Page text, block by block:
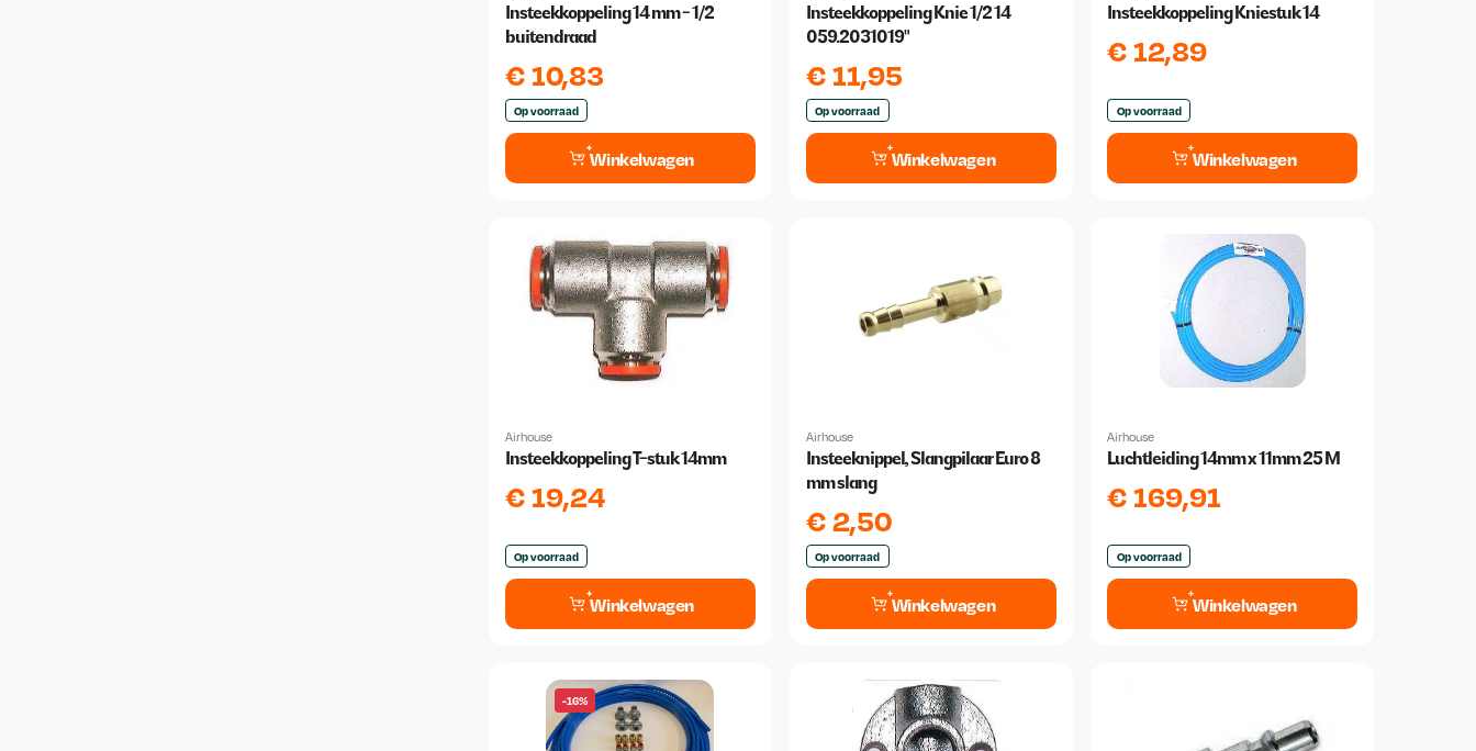
Insteekkoppeling 14 mm - 1/2
buitendraad
€10,83
Op voorraad
Winkelwagen
Insteekkoppeling Knie 1/2 14
059.2031019"
€11,95
Op voorraad
Winkelwagen
Insteekkoppeling Kniestuk 14
€12,89
Op voorraad
Winkelwagen
Airhouse
Insteekkoppeling T-stuk 14mm
€19,24
Op voorraad
Winkelwagen
Airhouse
Insteeknippel, Slangpilaar Euro 8
mm slang
€2,50
Op voorraad
Winkelwagen
Airhouse
Luchtleiding 14mm x 11mm 25 M
€169,91
Op voorraad
Winkelwagen
-16%